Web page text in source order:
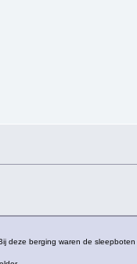
berging waren de